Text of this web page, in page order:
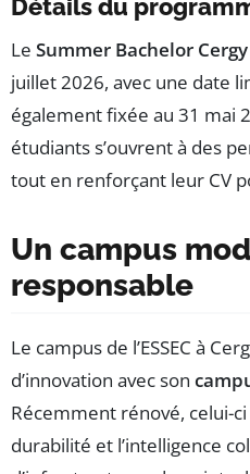
Détails du
Le Summer Bachelor Cergy
juillet 2026, avec une date
également fixée au 31 mai
étudiants s’ouvrent à des
tout en renforçant leur CV
Un campus
responsable
Le campus de l’ESSEC à
d’innovation avec son
Récemment rénové, celui-ci
durabilité et l’intelligence